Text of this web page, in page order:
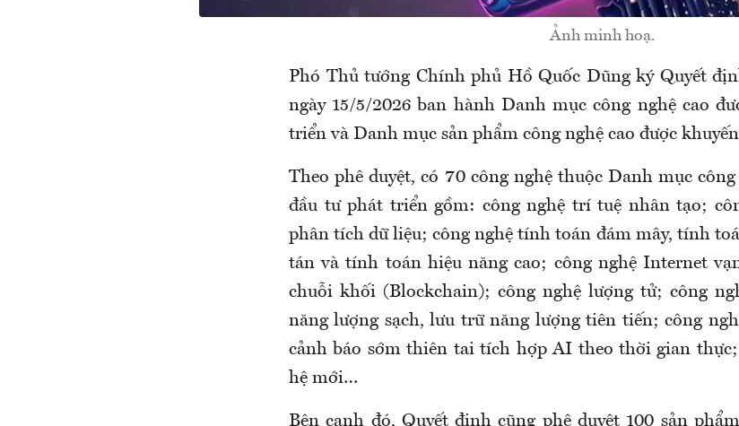
Ảnh minh hoạ.
Phó Thủ tướng Chính phủ Hồ Quốc Dũng ký Quyết
ngày 15/5/2026 ban hành Danh mục công nghệ cao
triển và Danh mục sản phẩm công nghệ cao được
Theo phê duyệt, có 70 công nghệ thuộc Danh mục
đầu tư phát triển gồm: công nghệ trí tuệ nhân tạo;
phân tích dữ liệu; công nghệ tính toán đám mây, tính
tán và tính toán hiệu năng cao; công nghệ Internet
chuỗi khối (Blockchain); công nghệ lượng tử; công
năng lượng sạch, lưu trữ năng lượng tiên tiến; công
cảnh báo sớm thiên tai tích hợp AI theo thời gian
hệ mới…
Bên cạnh đó, Quyết định cũng phê duyệt 100 sản